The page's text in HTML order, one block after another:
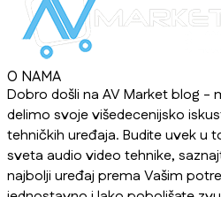
O NAMA
Dobro došli na AV Market blog -
delimo svoje višedecenijsko
tehničkih uređaja. Budite uvek u
sveta audio video tehnike,
najbolji uređaj prema Vašim